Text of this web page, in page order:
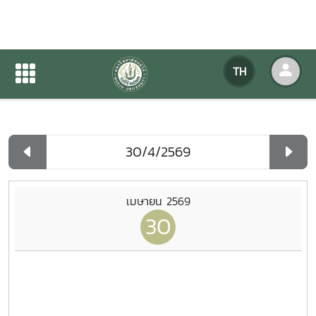
TH
ปฏิทินกิจกรรมของหน่วยงาน
ปฏิทินกิจกรรมของหน่วยงาน
เมษายน 2569
30